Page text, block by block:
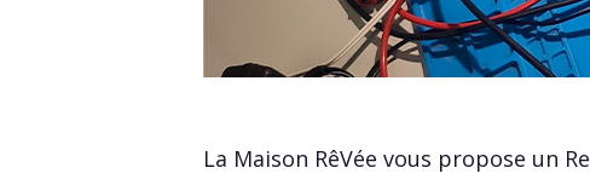
La Maison RêVée vous propose un